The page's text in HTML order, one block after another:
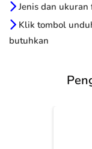
Jenis dan
Klik tombol
butuhkan